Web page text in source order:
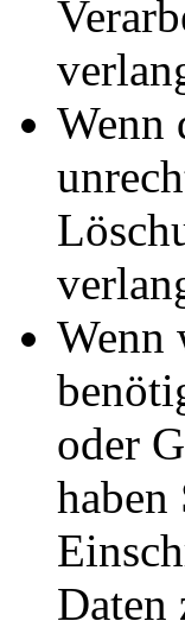
Wenn
Wenn
oder
haben
Daten